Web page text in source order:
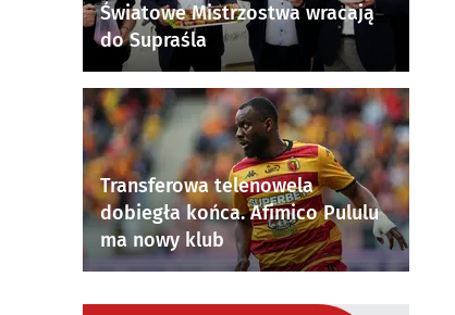
Światowe Mistrzostwa wracają
do Supraśla
Transferowa telenowela
dobiegła końca. Afimico Pululu
ma nowy klub